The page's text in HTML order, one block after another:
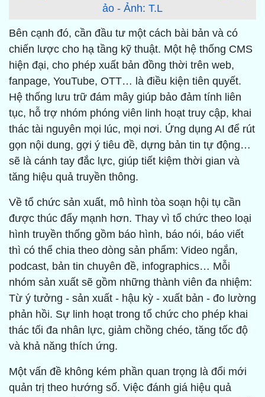
ảo - Ảnh: T.L
Bên cạnh đó, cần đầu tư một cách bài bản và có
chiến lược cho hạ tầng kỹ thuật. Một hệ thống CMS
hiện đại, cho phép xuất bản đồng thời trên web,
fanpage, YouTube, OTT… là điều kiện tiên quyết.
Hệ thống lưu trữ đám mây giúp bảo đảm tính liên
tục, hỗ trợ nhóm phóng viên linh hoạt truy cập, khai
thác tài nguyên mọi lúc, mọi nơi. Ứng dụng AI để rút
gọn nội dung, gợi ý tiêu đề, dựng bản tin tự động…
sẽ là cánh tay đắc lực, giúp tiết kiệm thời gian và
tăng hiệu quả truyền thông.
Về tổ chức sản xuất, mô hình tòa soạn hội tụ cần
được thúc đẩy mạnh hơn. Thay vì tổ chức theo loại
hình truyền thống gồm báo hình, báo nói, báo viết
thì có thể chia theo dòng sản phẩm: Video ngắn,
podcast, bản tin chuyên đề, infographics… Mỗi
nhóm sản xuất sẽ gồm những thành viên đa nhiệm:
Từ ý tưởng - sản xuất - hậu kỳ - xuất bản - đo lường
phản hồi. Sự linh hoạt trong tổ chức cho phép khai
thác tối đa nhân lực, giảm chồng chéo, tăng tốc độ
và khả năng thích ứng.
Một vấn đề không kém phần quan trọng là đổi mới
quản trị theo hướng số. Việc đánh giá hiệu quả